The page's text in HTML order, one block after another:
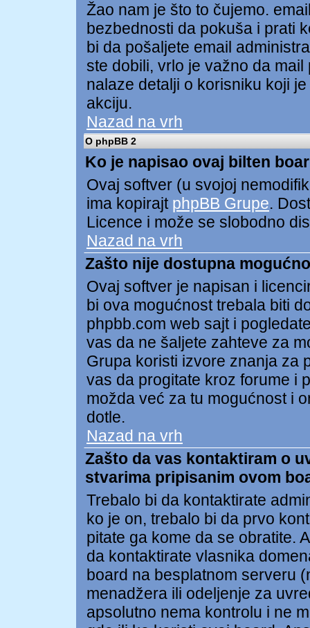
Žao nam je što to čujemo.
bezbednosti da pokuša i prati
bi da pošaljete email
ste dobili, vrlo je važno da
nalaze detalji o korisniku koji
akciju.
Nazad na vrh
O phpBB 2
Ko je napisao ovaj bilten
Ovaj softver (u svojoj
ima kopirajt phpBB Grupe.
Licence i može se slobodno
Nazad na vrh
Zašto nije dostupna
Ovaj softver je napisan i
bi ova mogućnost trebala biti
phpbb.com web sajt i
vas da ne šaljete zahteve za
Grupa koristi izvore znanja za
vas da progitate kroz forume i
možda već za tu mogućnost i
dotle.
Nazad na vrh
Zašto da vas kontaktiram o
stvarima pripisanim ovom
Trebalo bi da kontaktirate
ko je on, trebalo bi da prvo
pitate ga kome da se obratite.
da kontaktirate vlasnika
board na besplatnom serveru
menadžera ili odeljenje za
apsolutno nema kontrolu i ne